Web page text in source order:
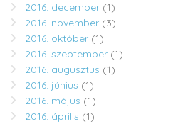
2016. december (1)
2016. november (3)
2016. október (1)
2016. szeptember (1)
2016. augusztus (1)
2016. június (1)
2016. május (1)
2016. április (1)